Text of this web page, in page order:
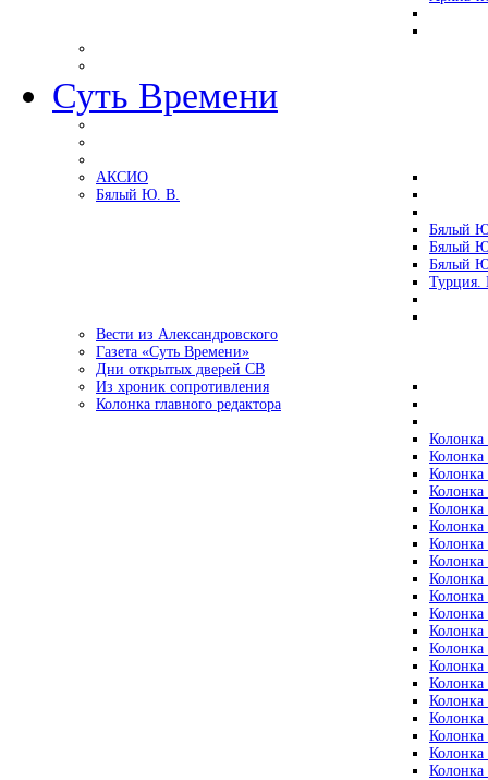
Суть Времени
АКСИО
Бялый Ю. В.
Бялый
Бялый
Бялый
Турция.
Вести из Александровского
Газета «Суть Времени»
Дни открытых дверей СВ
Из хроник сопротивления
Колонка главного редактора
Колонка
Колонка
Колонка
Колонка
Колонка
Колонка
Колонка
Колонка
Колонка
Колонка
Колонка
Колонка
Колонка
Колонка
Колонка
Колонка
Колонка
Колонка
Колонка
Колонка